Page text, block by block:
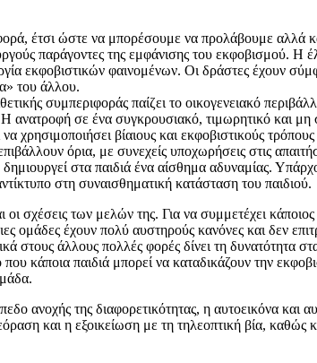
έτσι ώστε να μπορέσουμε να προλάβουμε αλλά
παράγοντες της εμφάνισης του εκφοβισμού. Η
εκφοβιστικών φαινομένων. Οι δράστες έχουν
του άλλου.
συμπεριφοράς παίζει το οικογενειακό
σε ένα συγκρουσιακό, τιμωρητικό και μη
χρησιμοποιήσει βίαιους και εκφοβιστικούς
όρια, με συνεχείς υποχωρήσεις στις
στα παιδιά ένα αίσθημα αδυναμίας.
στη συναισθηματική κατάσταση του παιδιού.
σχέσεις των μελών της. Για να συμμετέχει
ομάδες έχουν πολύ αυστηρούς κανόνες και δεν
στους άλλους πολλές φορές δίνει τη
κάποια παιδιά μπορεί να καταδικάζουν την
ανοχής της διαφορετικότητας, η αυτοεικόνα και
και η εξοικείωση με τη τηλεοπτική βία, καθώς